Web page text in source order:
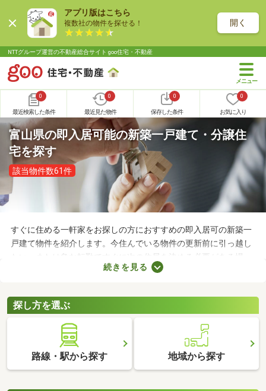
アプリ版はこちら
複数社の物件を探せる！ 開く
NTTグループ運営の不動産総合サイト goo住宅・不動産
0
最近検索した条件
0
最近見た物件
0
保存した条件
0
お気に入り
富山県の即入居可能の新築一戸建て・分譲住
宅を探す
該当物件数61件
すぐに住める一軒家をお探しの方におすすめの即入居可の新築一
戸建て物件を紹介します。今住んでいる物件の更新前に引っ越し
たい、または急な転勤ですぐに次の住居を決める必要がある場
合、次の住居を早めに決めなければなりません。即入居可の物件
る方はぜひチェックしてみてくださいね。
続きを見る
探し方を選ぶ
路線・駅から探す 地域から探す